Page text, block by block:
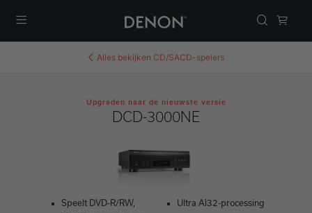
Alles bekijken CD/SACD-spelers
Upgraden naar de nieuwste versie
DCD-3000NE
Speelt DVD-R/RW,
Ultra Al32-processing